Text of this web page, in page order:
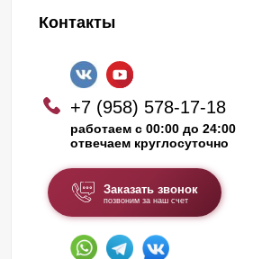
Контакты
+7 (958) 578-17-18
работаем с 00:00 до 24:00
отвечаем круглосуточно
Заказать звонок
позвоним за наш счет